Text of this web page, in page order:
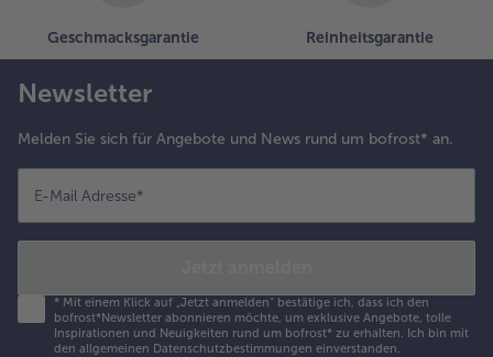
Geschmacksgarantie Reinheitsgarantie
Newsletter
Melden Sie sich für Angebote und News rund um bofrost* an.
E-Mail Adresse*
* Mit einem Klick auf „Jetzt anmelden" bestätige ich, dass ich den
bofrost*Newsletter abonnieren möchte, um exklusive Angebote, tolle
Inspirationen und Neuigkeiten rund um bofrost* zu erhalten. Ich bin mit
den allgemeinen Datenschutzbestimmungen einverstanden.